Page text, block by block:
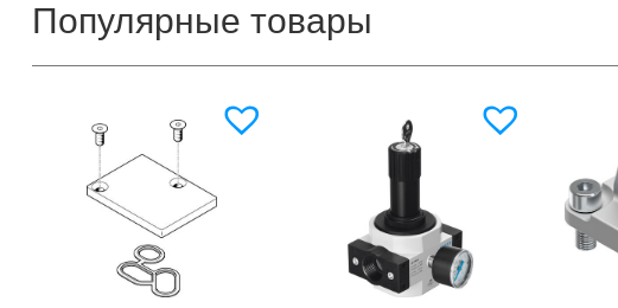
Популярные товары